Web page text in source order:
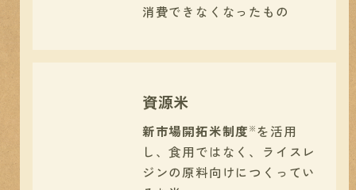
消費できなくなったもの
資源米
新市場開拓米制度 ※ を活用
し、食用ではなく、 ライスレ
ジンの原料向けに つくってい